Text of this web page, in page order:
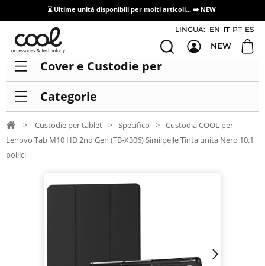
⌛ Ultime unità disponibili per molti articoli... ➡️ NEW
Accesso/registrazione distributori
LINGUA: EN IT PT ES
NEW
Cover e Custodie per
Categorie
> Custodie per tablet > Specifico > Custodia COOL per
Lenovo Tab M10 HD 2nd Gen (TB-X306) Similpelle Tinta unita Nero 10.1
pollici